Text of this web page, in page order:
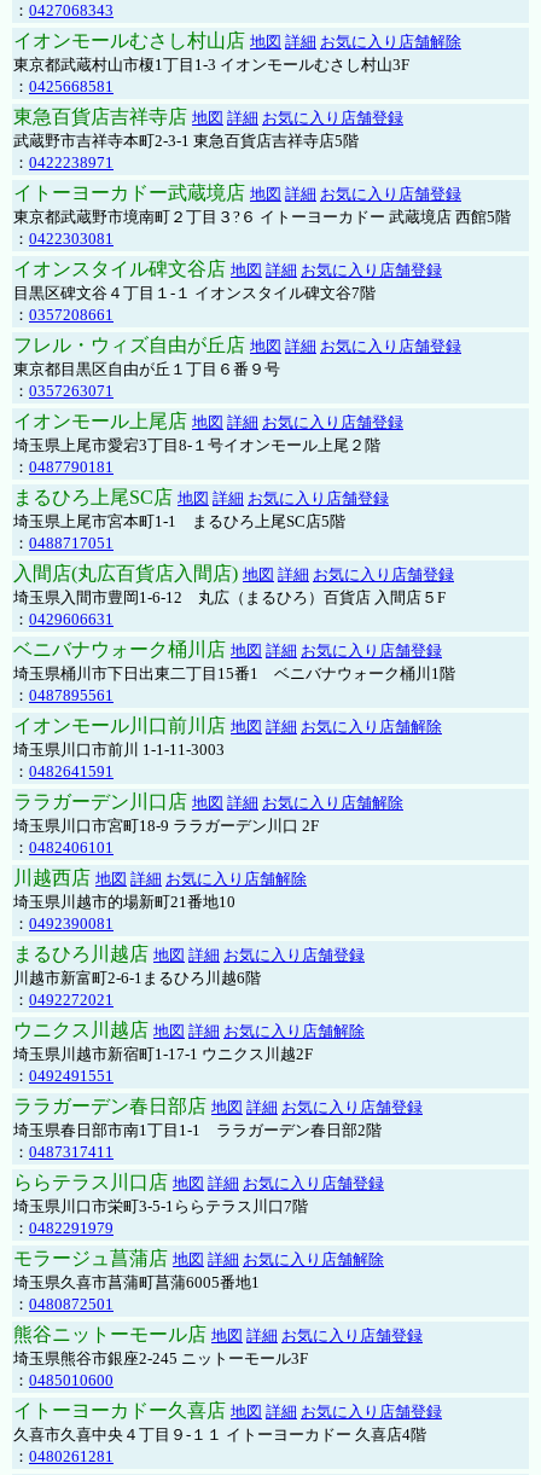
： 0427068343
イオンモールむさし村山店 地図 詳細 お気に入り店舗解除
東京都武蔵村山市榎1丁目1-3 イオンモールむさし村山3F
： 0425668581
東急百貨店吉祥寺店 地図 詳細 お気に入り店舗登録
武蔵野市吉祥寺本町2-3-1 東急百貨店吉祥寺店5階
： 0422238971
イトーヨーカドー武蔵境店 地図 詳細 お気に入り店舗登録
東京都武蔵野市境南町２丁目３?６ イトーヨーカドー 武蔵境店 西館5階
： 0422303081
イオンスタイル碑文谷店 地図 詳細 お気に入り店舗登録
目黒区碑文谷４丁目１-１ イオンスタイル碑文谷7階
： 0357208661
フレル・ウィズ自由が丘店 地図 詳細 お気に入り店舗登録
東京都目黒区自由が丘１丁目６番９号
： 0357263071
イオンモール上尾店 地図 詳細 お気に入り店舗登録
埼玉県上尾市愛宕3丁目8-１号イオンモール上尾２階
： 0487790181
まるひろ上尾SC店 地図 詳細 お気に入り店舗登録
埼玉県上尾市宮本町1-1 まるひろ上尾SC店5階
： 0488717051
入間店(丸広百貨店入間店) 地図 詳細 お気に入り店舗登録
埼玉県入間市豊岡1-6-12 丸広（まるひろ）百貨店 入間店５F
： 0429606631
ベニバナウォーク桶川店 地図 詳細 お気に入り店舗登録
埼玉県桶川市下日出東二丁目15番1 ベニバナウォーク桶川1階
： 0487895561
イオンモール川口前川店 地図 詳細 お気に入り店舗解除
埼玉県川口市前川 1-1-11-3003
： 0482641591
ララガーデン川口店 地図 詳細 お気に入り店舗解除
埼玉県川口市宮町18-9 ララガーデン川口 2F
： 0482406101
川越西店 地図 詳細 お気に入り店舗解除
埼玉県川越市的場新町21番地10
： 0492390081
まるひろ川越店 地図 詳細 お気に入り店舗登録
川越市新富町2-6-1まるひろ川越6階
： 0492272021
ウニクス川越店 地図 詳細 お気に入り店舗解除
埼玉県川越市新宿町1-17-1 ウニクス川越2F
： 0492491551
ララガーデン春日部店 地図 詳細 お気に入り店舗登録
埼玉県春日部市南1丁目1-1 ララガーデン春日部2階
： 0487317411
ららテラス川口店 地図 詳細 お気に入り店舗登録
埼玉県川口市栄町3-5-1ららテラス川口7階
： 0482291979
モラージュ菖蒲店 地図 詳細 お気に入り店舗解除
埼玉県久喜市菖蒲町菖蒲6005番地1
： 0480872501
熊谷ニットーモール店 地図 詳細 お気に入り店舗登録
埼玉県熊谷市銀座2-245 ニットーモール3F
： 0485010600
イトーヨーカドー久喜店 地図 詳細 お気に入り店舗登録
久喜市久喜中央４丁目９-１１ イトーヨーカドー 久喜店4階
： 0480261281